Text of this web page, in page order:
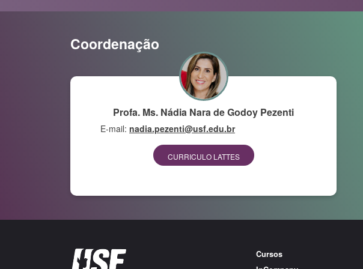
Coordenação
Profa. Ms. Nádia Nara de Godoy Pezenti
E-mail: nadia.pezenti@usf.edu.br
CURRICULO LATTES
Cursos